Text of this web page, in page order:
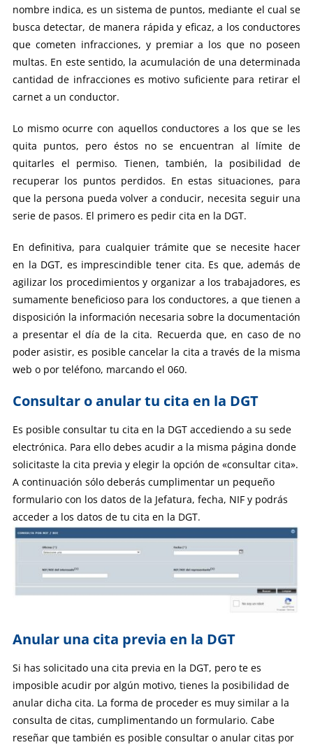
nombre indica, es un sistema de puntos, mediante el cual se
busca detectar, de manera rápida y eficaz, a los conductores
que cometen infracciones, y premiar a los que no poseen
multas. En este sentido, la acumulación de una determinada
cantidad de infracciones es motivo suficiente para retirar el
carnet a un conductor.
Lo mismo ocurre con aquellos conductores a los que se les
quita puntos, pero éstos no se encuentran al límite de
quitarles el permiso. Tienen, también, la posibilidad de
recuperar los puntos perdidos. En estas situaciones, para
que la persona pueda volver a conducir, necesita seguir una
serie de pasos. El primero es pedir cita en la DGT.
En definitiva, para cualquier trámite que se necesite hacer
en la DGT, es imprescindible tener cita. Es que, además de
agilizar los procedimientos y organizar a los trabajadores, es
sumamente beneficioso para los conductores, a que tienen a
disposición la información necesaria sobre la documentación
a presentar el día de la cita. Recuerda que, en caso de no
poder asistir, es posible cancelar la cita a través de la misma
web o por teléfono, marcando el 060.
Consultar o anular tu cita en la DGT
Es posible consultar tu cita en la DGT accediendo a su sede
electrónica. Para ello debes acudir a la misma página donde
solicitaste la cita previa y elegir la opción de «consultar cita».
A continuación sólo deberás cumplimentar un pequeño
formulario con los datos de la Jefatura, fecha, NIF y podrás
acceder a los datos de tu cita en la DGT.
Anular una cita previa en la DGT
Si has solicitado una cita previa en la DGT, pero te es
imposible acudir por algún motivo, tienes la posibilidad de
anular dicha cita. La forma de proceder es muy similar a la
consulta de citas, cumplimentando un formulario. Cabe
reseñar que también es posible consultar o anular citas por